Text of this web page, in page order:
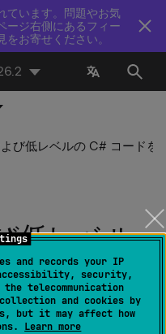
and records your IP
security,
telecommunication
and cookies by
but it may affect how
Learn more
ています。問題やお気
ージ右側にあるフィー
をお寄せください。
低レベル
表示する